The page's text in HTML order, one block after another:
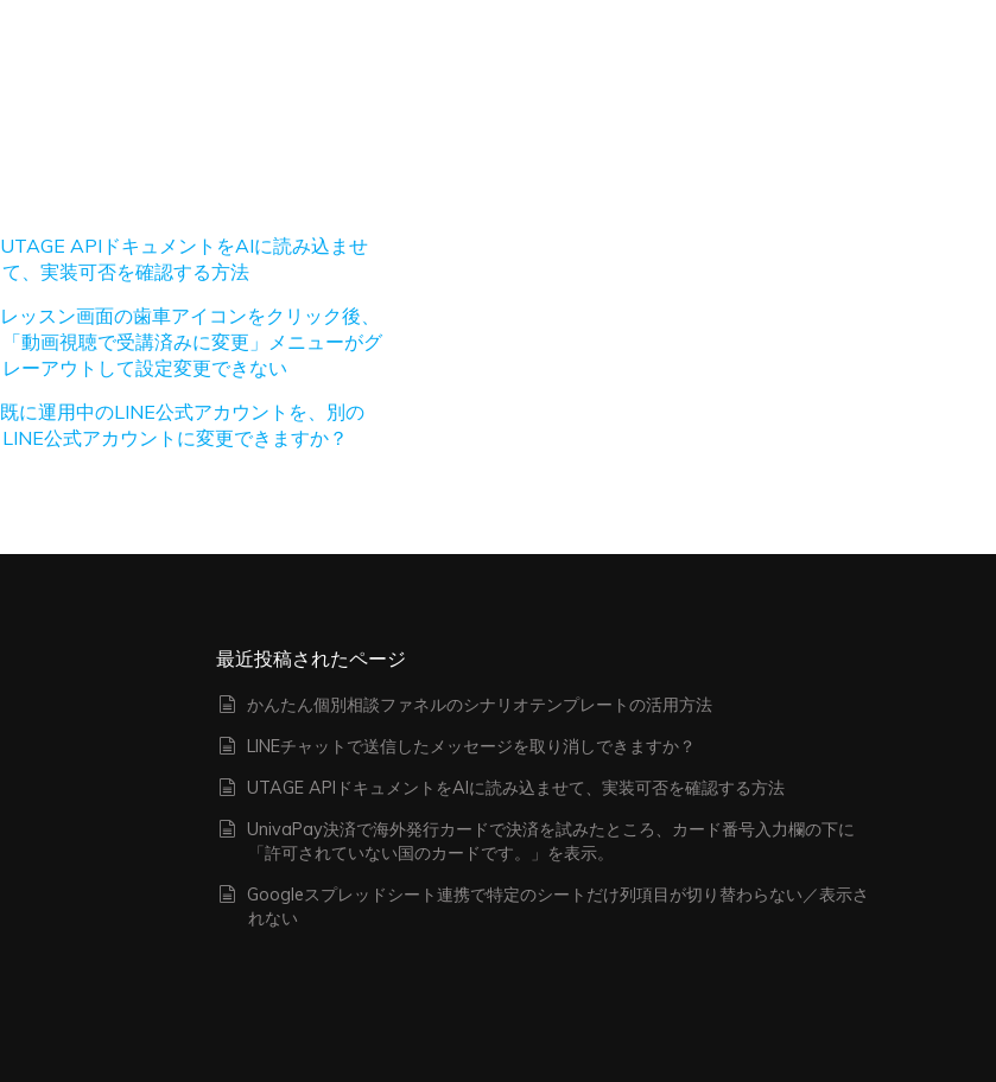
UTAGE APIドキュメントをAIに読み込ませ
て、実装可否を確認する方法
レッスン画面の歯車アイコンをクリック後、
「動画視聴で受講済みに変更」メニューがグ
レーアウトして設定変更できない
既に運用中のLINE公式アカウントを、別の
LINE公式アカウントに変更できますか？
最近投稿されたページ
かんたん個別相談ファネルのシナリオテンプレートの活用方法
LINEチャットで送信したメッセージを取り消しできますか？
UTAGE APIドキュメントをAIに読み込ませて、実装可否を確認する方法
UnivaPay決済で海外発行カードで決済を試みたところ、カード番号入力欄の下に
「許可されていない国のカードです。」を表示。
Googleスプレッドシート連携で特定のシートだけ列項目が切り替わらない／表示さ
れない